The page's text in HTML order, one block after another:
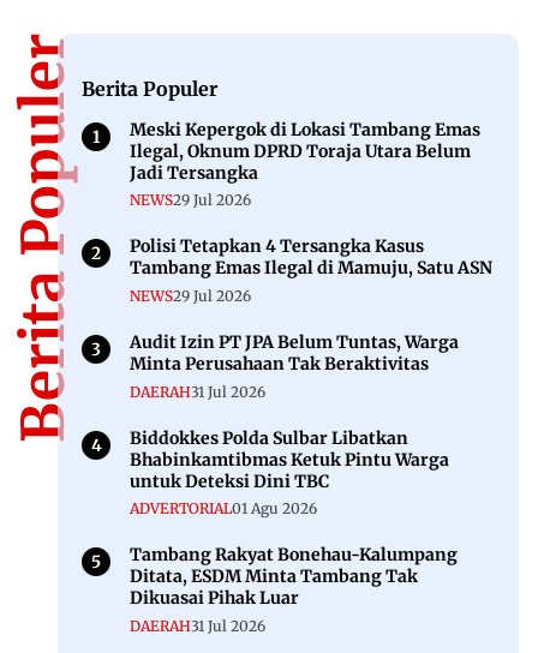
Berita PopulerBerita Populer
Meski Kepergok di Lokasi Tambang Emas
Ilegal, Oknum DPRD Toraja Utara Belum
Jadi Tersangka
NEWS29 Jul 2026
Polisi Tetapkan 4 Tersangka Kasus
Tambang Emas Ilegal di Mamuju, Satu ASN
NEWS29 Jul 2026
Audit Izin PT JPA Belum Tuntas, Warga
Minta Perusahaan Tak Beraktivitas
DAERAH31 Jul 2026
Biddokkes Polda Sulbar Libatkan
Bhabinkamtibmas Ketuk Pintu Warga
untuk Deteksi Dini TBC
ADVERTORIAL01 Agu 2026
Tambang Rakyat Bonehau-Kalumpang
Ditata, ESDM Minta Tambang Tak
Dikuasai Pihak Luar
DAERAH31 Jul 2026